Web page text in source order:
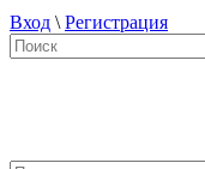
Вход \ Регистрация